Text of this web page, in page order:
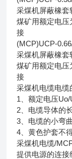
采煤机屏蔽橡套
煤矿用额定电压
接
(MCP)UCP-
采煤机屏蔽橡套
煤矿用额定电压
接
采煤机电缆
1、额定电压Uo/
2、电缆导体的
3、电缆的小弯
4、黄色护套不
采煤机电缆/
提供电源的连接